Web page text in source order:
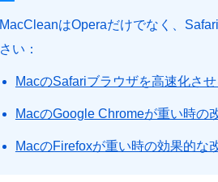
MacCleanはOperaだけでなく、
さい：
MacのSafariブラウザを高速化さ
MacのGoogle Chromeが重い時の
MacのFirefoxが重い時の効果的な